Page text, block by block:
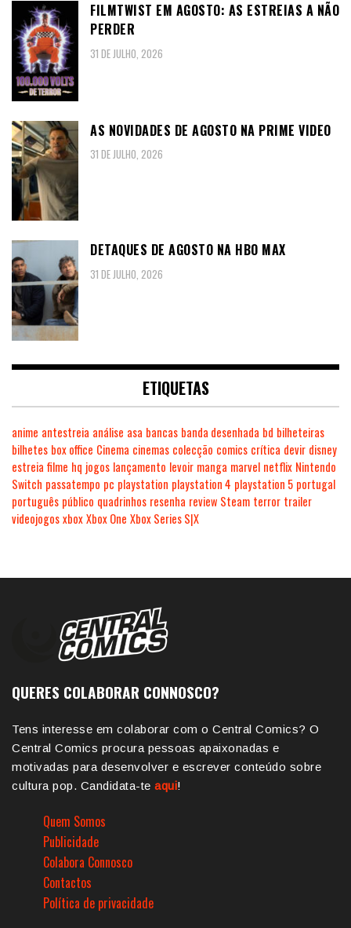
FILMTWIST EM AGOSTO: AS ESTREIAS A NÃO
PERDER
31 DE JULHO, 2026
AS NOVIDADES DE AGOSTO NA PRIME VIDEO
31 DE JULHO, 2026
DETAQUES DE AGOSTO NA HBO MAX
31 DE JULHO, 2026
ETIQUETAS
anime antestreia análise asa bancas banda desenhada bd bilheteiras
bilhetes box office Cinema cinemas colecção comics crítica devir disney
estreia filme hq jogos lançamento levoir manga marvel netflix Nintendo
Switch passatempo pc playstation playstation 4 playstation 5 portugal
português público quadrinhos resenha review Steam terror trailer
videojogosxboxXbox One Xbox Series S|X
QUERES COLABORAR CONNOSCO?
Tens interesse em colaborar com o Central Comics? O
Central Comics procura pessoas apaixonadas e
motivadas para desenvolver e escrever conteúdo sobre
cultura pop. Candidata-te aqui!
Quem Somos
Publicidade
Colabora Connosco
Contactos
Política de privacidade